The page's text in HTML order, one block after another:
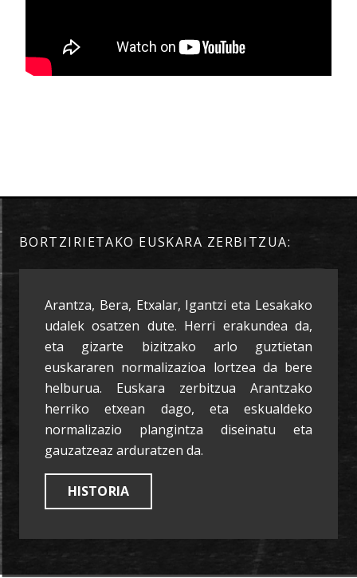
BORTZIRIETAKO EUSKARA ZERBITZUA:
Arantza, Bera, Etxalar, Igantzi eta Lesakako
udalek osatzen dute. Herri erakundea da,
eta gizarte bizitzako arlo guztietan
euskararen normalizazioa lortzea da bere
helburua. Euskara zerbitzua Arantzako
herriko etxean dago, eta eskualdeko
normalizazio plangintza diseinatu eta
gauzatzeaz arduratzen da.
HISTORIA